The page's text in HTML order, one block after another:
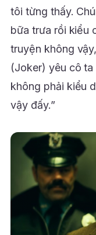
tôi từng thấy.
bữa trưa rồi kiểu
truyện không
(Joker) yêu cô
không phải kiểu
vậy đấy.”